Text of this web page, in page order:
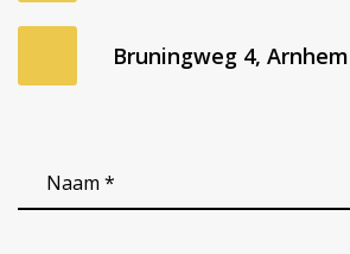
Bruningweg 4, Arnhem
Naam
*